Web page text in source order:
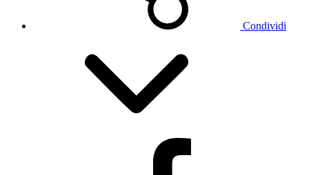
Condividi